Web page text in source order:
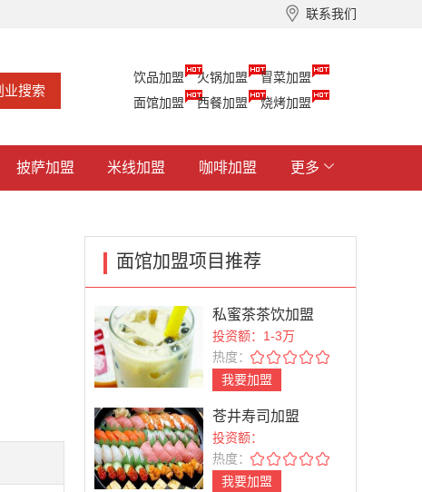
联系我们
饮品加盟 火锅加盟
冒菜加盟
面馆加盟
西餐加盟 烧烤加盟
披萨加盟 米线加盟 咖啡加盟 更多
面馆加盟项目推荐
私蜜茶茶饮加盟
投资额：1-3万
热度：
我要加盟
苍井寿司加盟
投资额：
热度：
我要加盟